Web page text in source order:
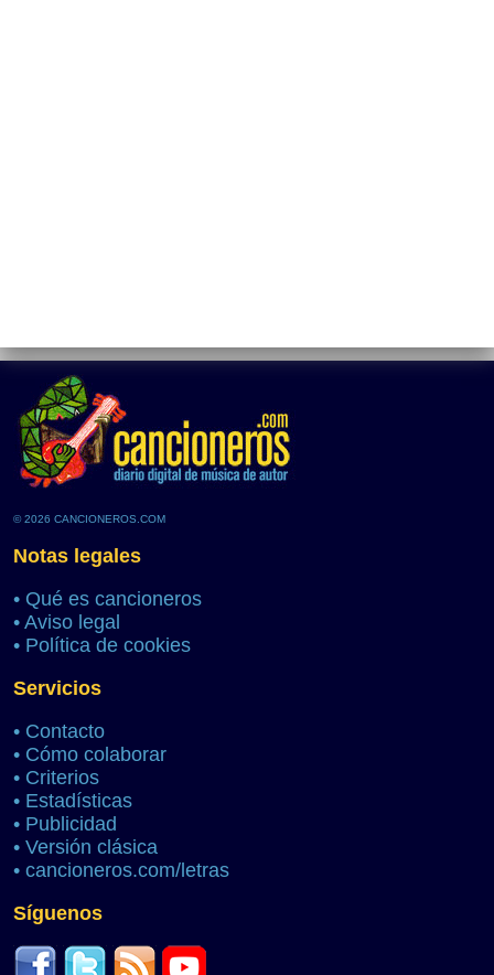
© 2026 CANCIONEROS.COM
Notas legales
• Qué es cancioneros
• Aviso legal
• Política de cookies
Servicios
• Contacto
• Cómo colaborar
• Criterios
• Estadísticas
• Publicidad
• Versión clásica
• cancioneros.com/letras
Síguenos